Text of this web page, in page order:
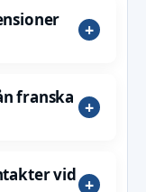
franska
vid